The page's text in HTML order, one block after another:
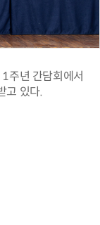
주년 간담회에서
고 있다.